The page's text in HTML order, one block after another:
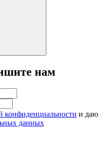
нам
конфиденциальности и даю
данных